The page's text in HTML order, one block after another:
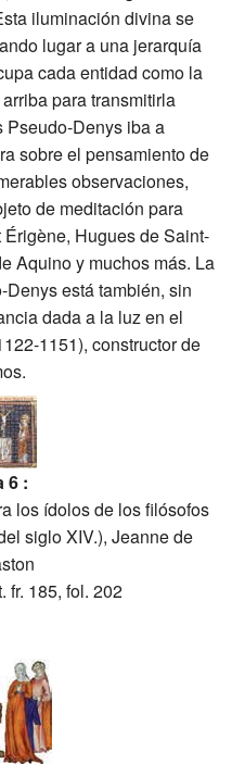
iluminación divina se
lugar a una jerarquía
cada entidad como la
para transmitirla
Pseudo-Denys iba a
sobre el pensamiento de
observaciones,
de meditación para
Hugues de Saint-
Aquino y muchos más. La
está también, sin
dada a la luz en el
1151), constructor de
6 :
los ídolos de los filósofos
siglo XIV.), Jeanne de
fr. 185, fol. 202